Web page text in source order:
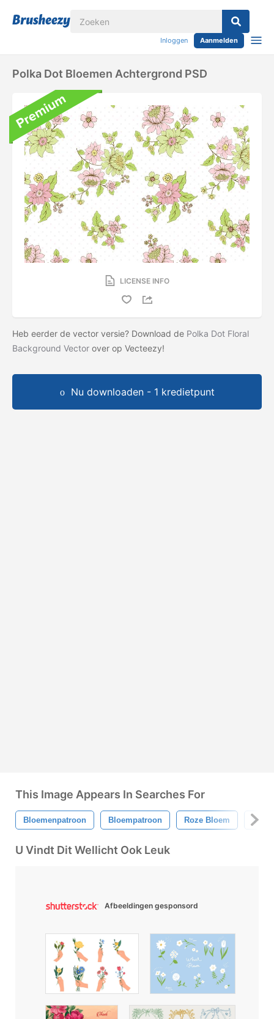
Inloggen Aanmelden
Polka Dot Bloemen Achtergrond PSD
LICENSE INFO
Heb eerder de vector versie? Download de Polka Dot Floral
Background Vector over op Vecteezy!
Nu downloaden - 1 kredietpunt
This Image Appears In Searches For
Bloemenpatroon Bloempatroon Roze Bloem
U Vindt Dit Wellicht Ook Leuk
Afbeeldingen gesponsord